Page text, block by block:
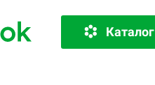
Каталог